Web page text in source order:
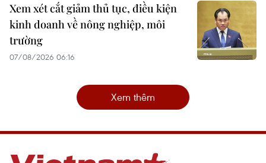
Xem xét cắt giảm thủ tục, điều kiện
kinh doanh về nông nghiệp, môi
trường
07/08/2026 06:16
Xem thêm